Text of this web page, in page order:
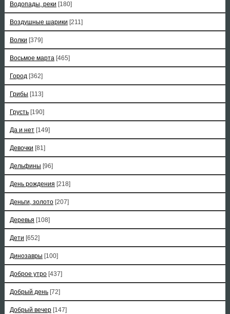
Водопады, реки [180]
Воздушные шарики [211]
Волки [379]
Восьмое марта [465]
Город [362]
Грибы [113]
Грусть [190]
Да и нет [149]
Девочки [81]
Дельфины [96]
День рождения [218]
Деньги, золото [207]
Деревья [108]
Дети [652]
Динозавры [100]
Доброе утро [437]
Добрый день [72]
Добрый вечер [147]